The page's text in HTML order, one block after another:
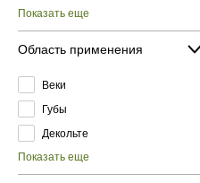
Показать еще
Область применения
Веки
Губы
Декольте
Показать еще